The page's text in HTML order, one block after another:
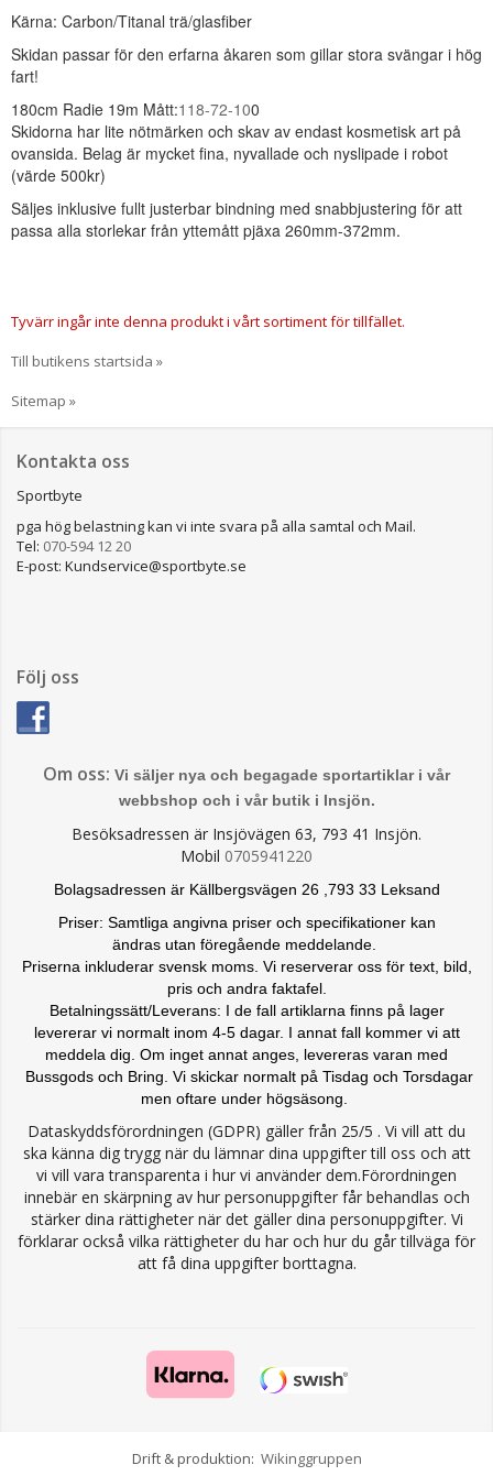
Kärna: Carbon/Titanal trä/glasfiber
Skidan passar för den erfarna åkaren som gillar stora svängar i hög
fart!
180cm Radie 19m Mått:118-72-100
Skidorna har lite nötmärken och skav av endast kosmetisk art på
ovansida. Belag är mycket fina, nyvallade och nyslipade i robot
(värde 500kr)
Säljes inklusive fullt justerbar bindning med snabbjustering för att
passa alla storlekar från yttemått pjäxa 260mm-372mm.
Tyvärr ingår inte denna produkt i vårt sortiment för tillfället.
Till butikens startsida »
Sitemap »
Kontakta oss
Sportbyte
pga hög belastning kan vi inte svara på alla samtal och Mail.
Tel: 070-594 12 20
E-post: Kundservice@sportbyte.se
Följ oss
Om oss: Vi säljer nya och begagade sportartiklar i vår
webbshop och i vår butik i Insjön.
Besöksadressen är Insjövägen 63, 793 41 Insjön.
Mobil 0705941220
Bolagsadressen är Källbergsvägen 26 ,793 33 Leksand
Priser: Samtliga angivna priser och specifikationer kan
ändras utan föregående meddelande.
Priserna inkluderar svensk moms. Vi reserverar oss för text, bild,
pris och andra faktafel.
Betalningssätt/Leverans: I de fall artiklarna finns på lager
levererar vi normalt inom 4-5 dagar. I annat fall kommer vi att
meddela dig. Om inget annat anges, levereras varan med
Bussgods och Bring. Vi skickar normalt på Tisdag och Torsdagar
men oftare under högsäsong.
Dataskyddsförordningen (GDPR) gäller från 25/5 . Vi vill att du
ska känna dig trygg när du lämnar dina uppgifter till oss och att
vi vill vara transparenta i hur vi använder dem.Förordningen
innebär en skärpning av hur personuppgifter får behandlas och
stärker dina rättigheter när det gäller dina personuppgifter. Vi
förklarar också vilka rättigheter du har och hur du går tillväga för
att få dina uppgifter borttagna.
Drift & produktion: Wikinggruppen